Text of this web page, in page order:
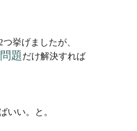
挙げましたが、
題 だけ解決すれば
いい。と。